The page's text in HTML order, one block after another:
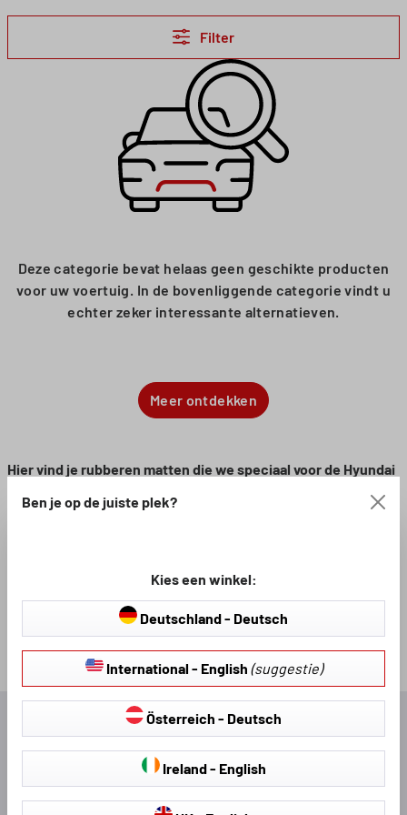
Filter
Deze categorie bevat helaas geen geschikte producten
voor uw voertuig. In de bovenliggende categorie vindt u
echter zeker interessante alternatieven.
Meer ontdekken
Hier vind je rubberen matten die we speciaal voor de Hyundai
Het voordeel van op maat gemaakte rubberen
matten van Walser is duidelijk: er zijn geen compromissen als
Uitstekend
4,54Gemiddeld
540Recensies
Ben je op de juiste plek?
Kies een winkel:
Deutschland - Deutsch
International - English (suggestie)
Österreich - Deutsch
Ireland - English